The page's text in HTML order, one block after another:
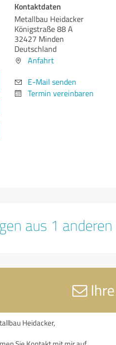
Kontaktdaten
Metallbau Heidacker
Königstraße 88 A
32427 Minden
Deutschland
Anfahrt
E-Mail senden
Termin vereinbaren
aus 1 anderen
Ihre